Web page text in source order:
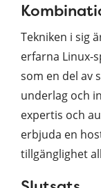
Tekniken i sig
erfarna Linux-
som en del av
underlag och
expertis och
erbjuda en
tillgänglighet